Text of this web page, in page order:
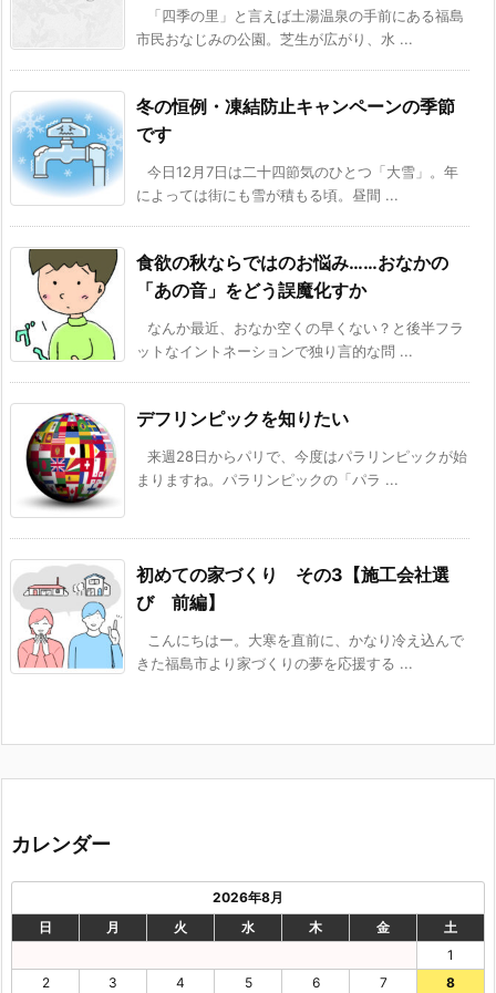
「四季の里」と言えば土湯温泉の手前にある福島
市民おなじみの公園。芝生が広がり、水 ...
冬の恒例・凍結防止キャンペーンの季節
です
今日12月7日は二十四節気のひとつ「大雪」。年
によっては街にも雪が積もる頃。昼間 ...
食欲の秋ならではのお悩み……おなかの
「あの音」をどう誤魔化すか
なんか最近、おなか空くの早くない？と後半フラ
ットなイントネーションで独り言的な問 ...
デフリンピックを知りたい
来週28日からパリで、今度はパラリンピックが始
まりますね。パラリンピックの「パラ ...
初めての家づくり その3【施工会社選
び 前編】
こんにちはー。大寒を直前に、かなり冷え込んで
きた福島市より家づくりの夢を応援する ...
カレンダー
2026年8月
日
月 火 水 木 金 土
1
2
3 4 5 6 7
8